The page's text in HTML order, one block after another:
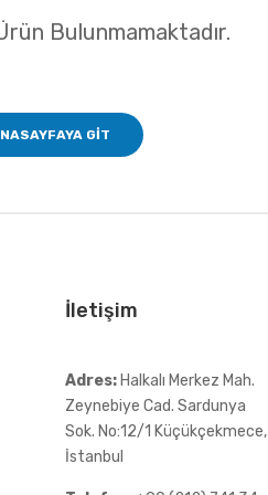
Bulunmamaktadır.
GIT
İletişim
Adres: Halkalı Merkez Mah.
Zeynebiye Cad. Sardunya
Sok. No:12/1 Küçükçekmece,
İstanbul